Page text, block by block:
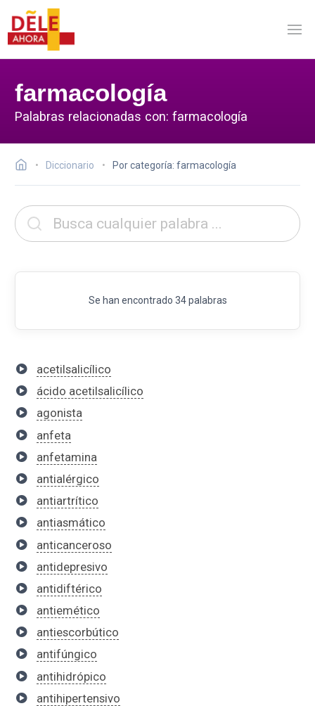
farmacología
Palabras relacionadas con: farmacología
Diccionario Por categoría: farmacología
Se han encontrado 34 palabras
acetilsalicílico
ácido acetilsalicílico
agonista
anfeta
anfetamina
antialérgico
antiartrítico
antiasmático
anticanceroso
antidepresivo
antidiftérico
antiemético
antiescorbútico
antifúngico
antihidrópico
antihipertensivo